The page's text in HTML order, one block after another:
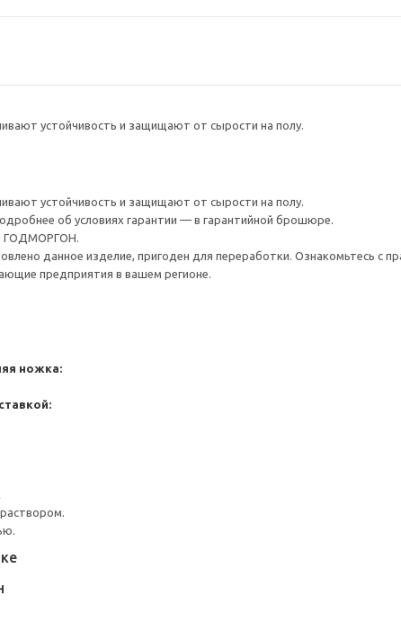
устойчивость и защищают от сырости на полу.
устойчивость и защищают от сырости на полу.
об условиях гарантии — в гарантийной брошюре.
ГОДМОРГОН.
данное изделие, пригоден для переработки. Ознакомьтесь с
предприятия в вашем регионе.
ножка: